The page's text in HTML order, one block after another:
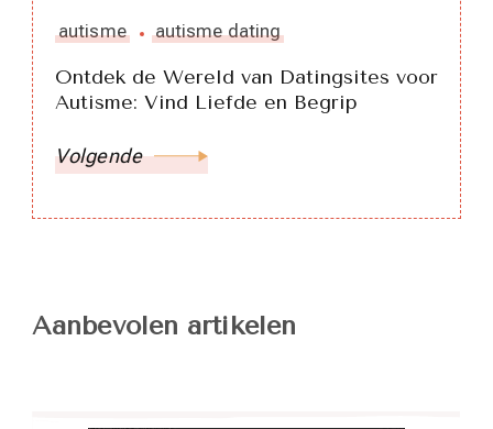
autisme autisme dating
Ontdek de Wereld van Datingsites voor
Autisme: Vind Liefde en Begrip
Volgende
Aanbevolen artikelen